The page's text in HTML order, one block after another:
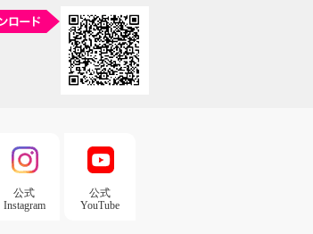
公式
Instagram
公式
YouTube